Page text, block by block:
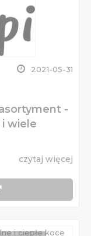
2021-05-31
-
i wiele
czytaj więcej